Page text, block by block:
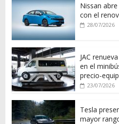
Nissan
con el
28/07/2026
JAC
en el
precio-
23/07/2026
Tesla
mayor